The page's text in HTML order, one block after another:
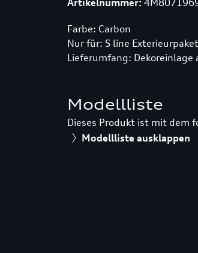
Artikelnummer:
Farbe: Carbon
Nur für: S line
Lieferumfang:
Modellliste
Dieses Produkt ist mit dem
Modellliste ausklappen